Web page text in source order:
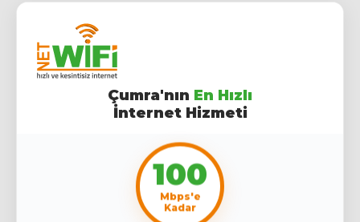
Çumra'nın En Hızlı
İnternet Hizmeti
100
Mbps'e
Kadar